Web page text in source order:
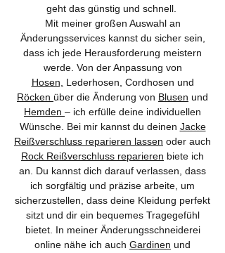
geht das günstig und schnell.
Mit meiner großen Auswahl an
Änderungsservices kannst du sicher sein,
dass ich jede Herausforderung meistern
werde. Von der Anpassung von
Hosen,
Lederhosen, Cordhosen und
Röcken über die Änderung von Blusen und
Hemden – ich erfülle deine individuellen
Wünsche. Bei mir kannst du deinen Jacke
Reißverschluss reparieren lassen oder auch
Rock Reißverschluss reparieren biete ich
an. Du kannst dich darauf verlassen, dass
ich sorgfältig und präzise arbeite, um
sicherzustellen, dass deine Kleidung perfekt
sitzt und dir ein bequemes Tragegefühl
bietet. In meiner Änderungsschneiderei
online nähe ich auch Gardinen und